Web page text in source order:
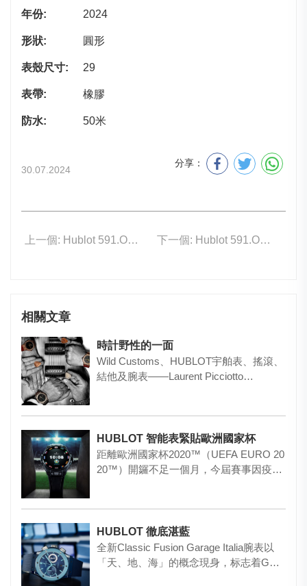
年份: 2024
形狀: 圓形
表殼尺寸: 29
表帶: 橡膠
防水: 50米
30.07.2024
分享：
上一個: Hublot 591.OX.7180.RX 下一個: Hublot 591.OX.1480.RX
相關文章
時計野性的一面
Wild Customs、HUBLOT宇舶表、搖滾、
結他及腕表——Laurent Picciotto…
HUBLOT 智能表緊貼歐洲國家杯
距離歐洲國家杯2020™（UEFA EURO 20
20™）開鑼不足一個月，今屆賽事因疫情
HUBLOT 徹底湛藍
全新Classic Fusion Garage Italia腕表以
「天、地、海」的概念現身，标志着G…